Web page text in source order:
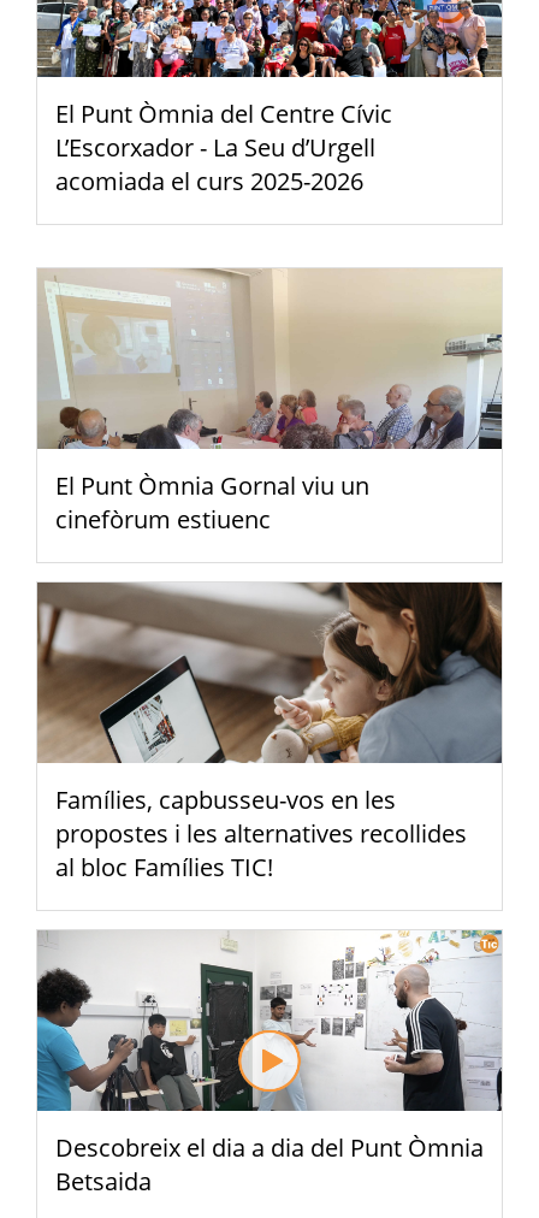
El Punt Òmnia del Centre Cívic
L’Escorxador - La Seu d’Urgell
acomiada el curs 2025-2026
El Punt Òmnia Gornal viu un
cinefòrum estiuenc
Famílies, capbusseu-vos en les
propostes i les alternatives recollides
al bloc Famílies TIC!
Descobreix el dia a dia del Punt Òmnia
Betsaida